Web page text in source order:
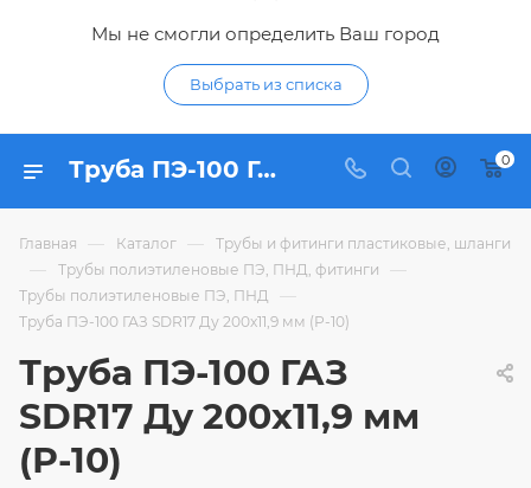
Мы не смогли определить Ваш город
Выбрать из списка
Труба ПЭ-100 ГАЗ SDR17 Ду 200х11,9 мм (Р-10) - купить по цене в интернет-магазине Гидропромтехника с доставкой в Курске 0
Главная — Каталог — Трубы и фитинги пластиковые, шланги
— Трубы полиэтиленовые ПЭ, ПНД, фитинги —
Трубы полиэтиленовые ПЭ, ПНД —
Труба ПЭ-100 ГАЗ SDR17 Ду 200х11,9 мм (Р-10)
Труба ПЭ-100 ГАЗ
SDR17 Ду 200х11,9 мм
(Р-10)